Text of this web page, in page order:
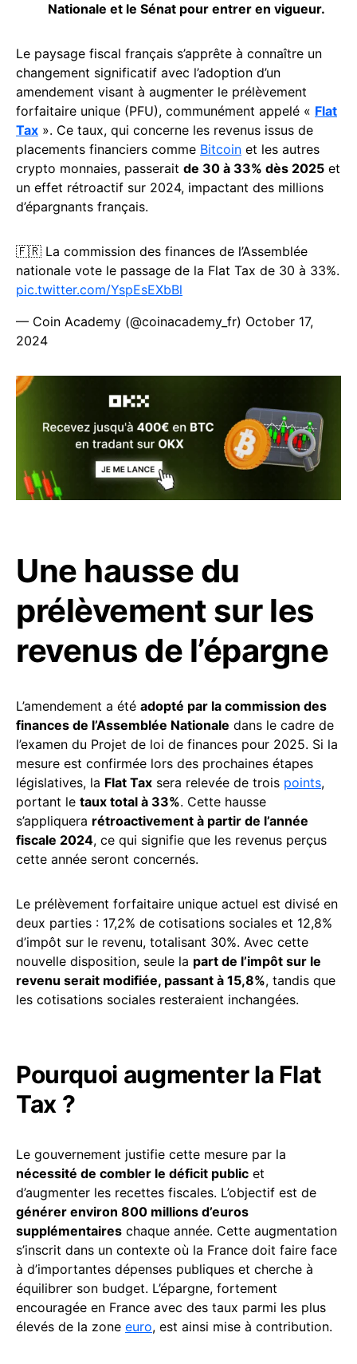
Nationale et le Sénat pour entrer en vigueur.
Le paysage fiscal français s’apprête à connaître un
changement significatif avec l’adoption d’un
amendement visant à augmenter le prélèvement
forfaitaire unique (PFU), communément appelé « Flat
Tax ». Ce taux, qui concerne les revenus issus de
placements financiers comme Bitcoin et les autres
crypto monnaies, passerait de 30 à 33% dès 2025 et
un effet rétroactif sur 2024, impactant des millions
d’épargnants français.
🇫🇷 La commission des finances de l’Assemblée
nationale vote le passage de la Flat Tax de 30 à 33%.
pic.twitter.com/YspEsEXbBl
— Coin Academy (@coinacademy_fr) October 17,
2024
Une hausse du
prélèvement sur les
revenus de l’épargne
L’amendement a été adopté par la commission des
finances de l’Assemblée Nationale dans le cadre de
l’examen du Projet de loi de finances pour 2025. Si la
mesure est confirmée lors des prochaines étapes
législatives, la Flat Tax sera relevée de trois points,
portant le taux total à 33%. Cette hausse
s’appliquera rétroactivement à partir de l’année
fiscale 2024, ce qui signifie que les revenus perçus
cette année seront concernés.
Le prélèvement forfaitaire unique actuel est divisé en
deux parties : 17,2% de cotisations sociales et 12,8%
d’impôt sur le revenu, totalisant 30%. Avec cette
nouvelle disposition, seule la part de l’impôt sur le
revenu serait modifiée, passant à 15,8%, tandis que
les cotisations sociales resteraient inchangées.
Pourquoi augmenter la Flat
Tax ?
Le gouvernement justifie cette mesure par la
nécessité de combler le déficit public et
d’augmenter les recettes fiscales. L’objectif est de
générer environ 800 millions d’euros
supplémentaires chaque année. Cette augmentation
s’inscrit dans un contexte où la France doit faire face
à d’importantes dépenses publiques et cherche à
équilibrer son budget. L’épargne, fortement
encouragée en France avec des taux parmi les plus
élevés de la zone euro, est ainsi mise à contribution.